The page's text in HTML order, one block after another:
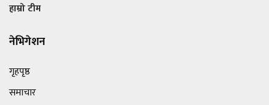
हाम्रो टीम
नेभिगेशन
गृहपृष्ठ
समाचार